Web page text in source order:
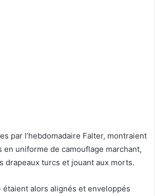
par l’hebdomadaire Falter, montraient
en uniforme de camouflage marchant,
drapeaux turcs et jouant aux morts.
étaient alors alignés et enveloppés